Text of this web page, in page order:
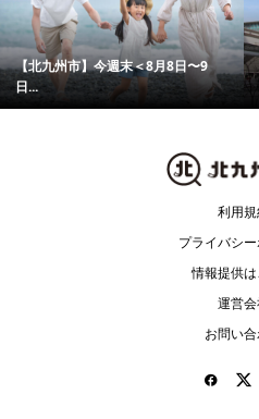
【北九州市】今週末＜8月8日〜9
日...
利用
プライバシ
情報提供
運営会
お問い